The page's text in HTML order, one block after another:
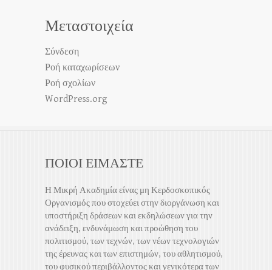
Μεταστοιχεία
Σύνδεση
Ροή καταχωρίσεων
Ροή σχολίων
WordPress.org
ΠΟΙΟΙ ΕΙΜΑΣΤΕ
Η Μικρή Ακαδημία είνας μη Κερδοσκοπικός
Οργανισμός που στοχεύει στην διοργάνωση και
υποστήριξη δράσεων και εκδηλώσεων για την
ανάδειξη, ενδυνάμωση και προώθηση του
πολιτισμού, των τεχνών, των νέων τεχνολογιών
της έρευνας και των επιστημών, του αθλητισμού,
του φυσικού περιβάλλοντος και γενικότερα των